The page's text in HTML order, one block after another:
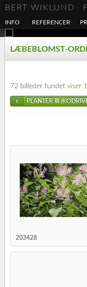
BERT WIKLUND
INFO REFERENCER
LÆBEBLOMST-
72 billeder fundet viser
PLANTER III
203428